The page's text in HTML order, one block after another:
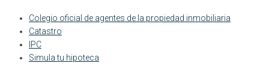
Colegio oficial de agentes de la propiedad inmobiliaria
Catastro
IPC
Simula tu hipoteca